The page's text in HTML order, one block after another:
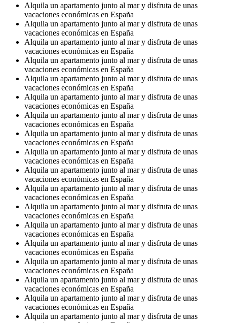
Alquila un apartamento junto al mar y disfruta de unas
vacaciones económicas en España
Alquila un apartamento junto al mar y disfruta de unas
vacaciones económicas en España
Alquila un apartamento junto al mar y disfruta de unas
vacaciones económicas en España
Alquila un apartamento junto al mar y disfruta de unas
vacaciones económicas en España
Alquila un apartamento junto al mar y disfruta de unas
vacaciones económicas en España
Alquila un apartamento junto al mar y disfruta de unas
vacaciones económicas en España
Alquila un apartamento junto al mar y disfruta de unas
vacaciones económicas en España
Alquila un apartamento junto al mar y disfruta de unas
vacaciones económicas en España
Alquila un apartamento junto al mar y disfruta de unas
vacaciones económicas en España
Alquila un apartamento junto al mar y disfruta de unas
vacaciones económicas en España
Alquila un apartamento junto al mar y disfruta de unas
vacaciones económicas en España
Alquila un apartamento junto al mar y disfruta de unas
vacaciones económicas en España
Alquila un apartamento junto al mar y disfruta de unas
vacaciones económicas en España
Alquila un apartamento junto al mar y disfruta de unas
vacaciones económicas en España
Alquila un apartamento junto al mar y disfruta de unas
vacaciones económicas en España
Alquila un apartamento junto al mar y disfruta de unas
vacaciones económicas en España
Alquila un apartamento junto al mar y disfruta de unas
vacaciones económicas en España
Alquila un apartamento junto al mar y disfruta de unas